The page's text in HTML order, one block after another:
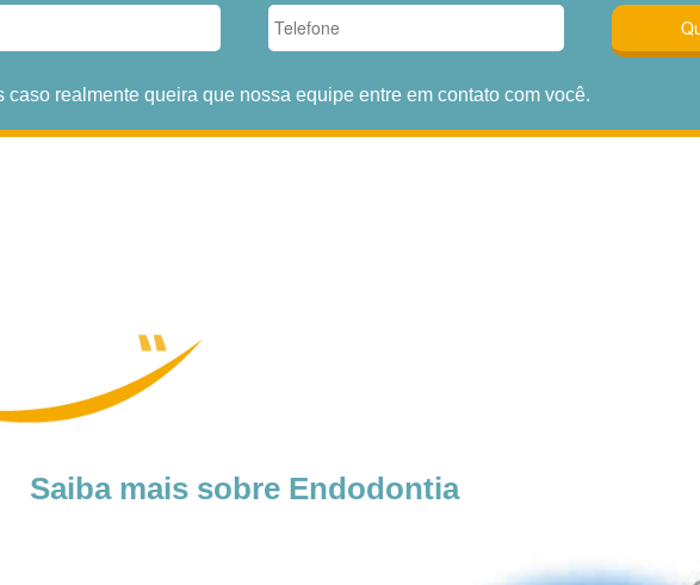
realmente queira que nossa equipe entre em contato com você.
Saiba mais sobre Endodontia